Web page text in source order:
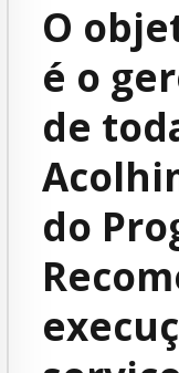
O
é o
de
do